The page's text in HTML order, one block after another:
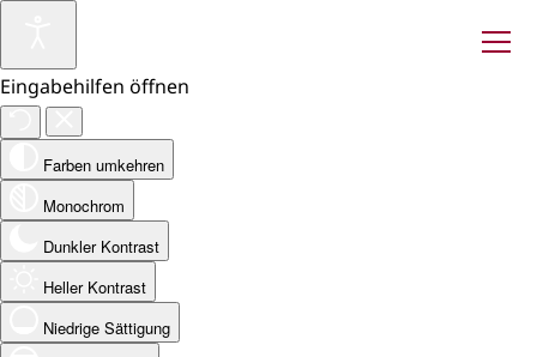
Eingabehilfen öffnen
Farben umkehren
Monochrom
Dunkler Kontrast
Heller Kontrast
Niedrige Sättigung